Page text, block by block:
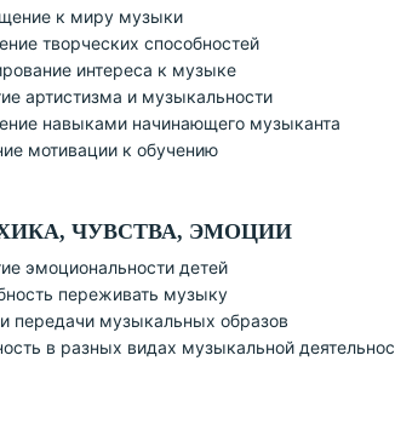
к миру музыки
творческих способностей
интереса к музыке
артистизма и музыкальности
навыками начинающего музыканта
мотивации к обучению
ЧУВСТВА, ЭМОЦИИ
эмоциональности детей
переживать музыку
передачи музыкальных образов
в разных видах музыкальной